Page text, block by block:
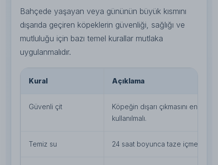
Bahçede yaşayan veya gününün büyük kısmını
dışarıda geçiren köpeklerin güvenliği, sağlığı ve
mutluluğu için bazı temel kurallar mutlaka
uygulanmalıdır.
Kural Açıklama
Güvenli çit
Köpeğin dışarı çıkmasını
kullanılmalı.
Temiz su 24 saat boyunca taze içme suyu